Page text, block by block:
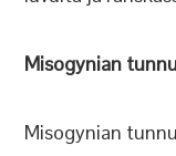
Misogynian
Misogynian